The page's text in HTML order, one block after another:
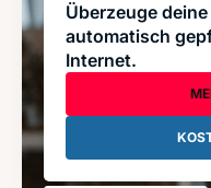
Überzeuge
automatisch
Internet.